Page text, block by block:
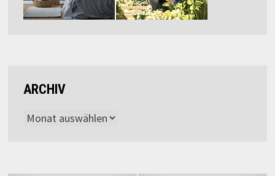
ARCHIV
Archiv